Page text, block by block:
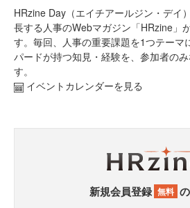
HRzine Day（エイチアールジン・デイ
長する人事のWebマガジン「HRzine」
す。毎回、人事の重要課題を1つテーマ
パードが持つ知見・経験を、参加者の
す。
イベントカレンダーを見る
新規会員登録 無料